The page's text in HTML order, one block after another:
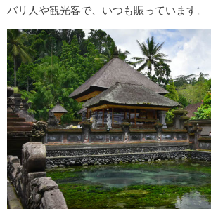
バリ人や観光客で、いつも賑っています。